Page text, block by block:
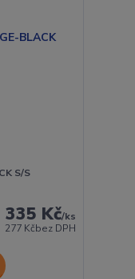
S/S
335 Kč/ks
277 Kčbez DPH